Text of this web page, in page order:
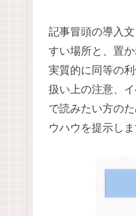
記事冒頭の導入
すい場所と、置
実質的に同等の
扱い上の注意、
で読みたい方の
ウハウを提示しま